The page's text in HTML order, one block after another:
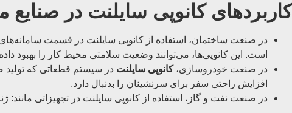
کاربردهای کانوپی سایلنت در صنایع
در صنعت ساختمان، استفاده از کانوپی سایلنت در قسمت سامانه‌های
است. این کانوپی‌ها، می‌توانند وضعیت سلامتی محیط کار را بهبود
در صنعت خودروسازی،کانوپی سایلنت در سیستم قطعاتی که تولید
افزایش راحتی سفر برای سرنشینان را بدنبال دارد.
در صنعت نفت و گاز، استفاده از کانوپی سایلنت در تجهیزاتی مانند: